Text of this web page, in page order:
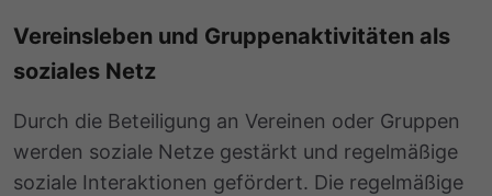
Vereinsleben und Gruppenaktivitäten als
soziales Netz
Durch die Beteiligung an Vereinen oder Gruppen
werden soziale Netze gestärkt und regelmäßige
soziale Interaktionen gefördert. Die regelmäßige